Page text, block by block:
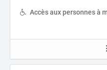
Accès aux personnes à